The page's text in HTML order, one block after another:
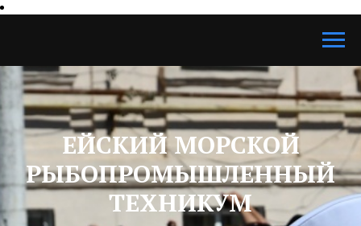
ЕЙСКИЙ МОРСКОЙ
РЫБОПРОМЫШЛЕННЫЙ
ТЕХНИКУМ